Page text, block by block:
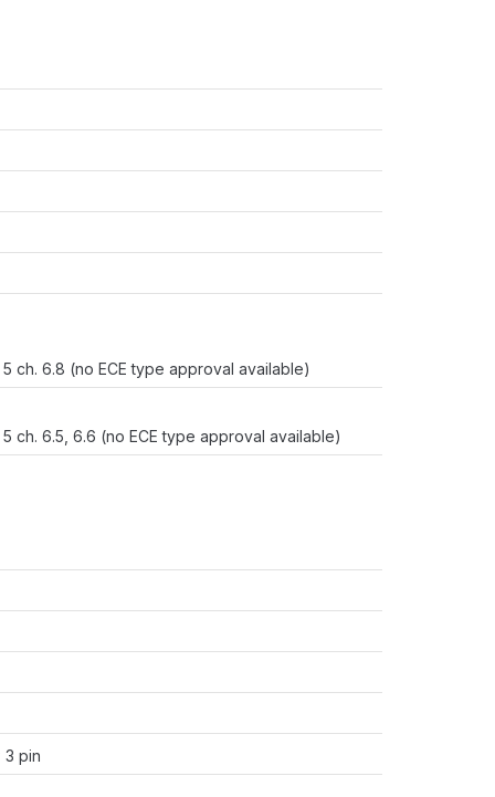
5 ch. 6.8 (no ECE type approval available)
5 ch. 6.5, 6.6 (no ECE type approval available)
3 pin